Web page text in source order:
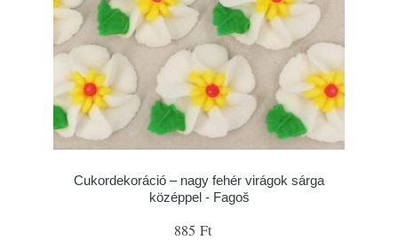
Cukordekoráció – nagy fehér virágok sárga
középpel - Fagoš
885 Ft